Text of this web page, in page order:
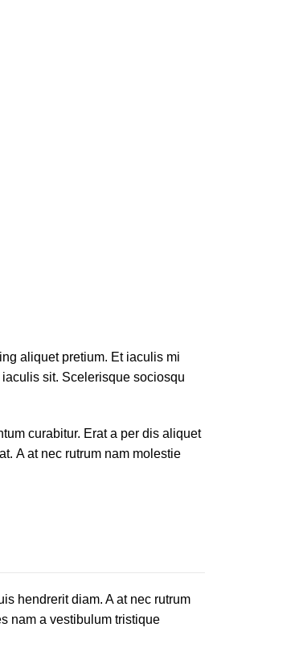
aliquet pretium. Et iaculis mi
sit. Scelerisque sociosqu
curabitur. Erat a per dis aliquet
A at nec rutrum nam molestie
hendrerit diam. A at nec rutrum
nam a vestibulum tristique